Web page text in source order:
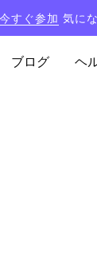
今すぐ参加 気に
ブログ ヘ